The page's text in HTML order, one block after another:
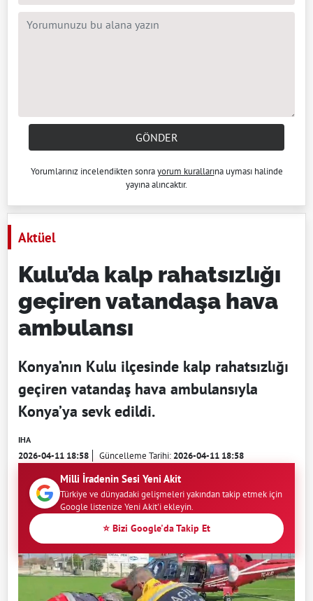
GÖNDER
Yorumlarınız incelendikten sonrayorum kurallarına uyması halinde
yayına alıncaktır.
Aktüel
Kulu’da kalp rahatsızlığı
geçiren vatandaşa hava
ambulansı
Konya’nın Kulu ilçesinde kalp rahatsızlığı
geçiren vatandaş hava ambulansıyla
Konya’ya sevk edildi.
IHA
2026-04-11 18:58 Güncelleme Tarihi:2026-04-11 18:58
Milli İradenin Sesi Yeni Akit
Türkiye ve dünyadaki gelişmeleri yakından takip etmek için
Google listenize Yeni Akit'i ekleyin.
⭐ Bizi Google'da Takip Et